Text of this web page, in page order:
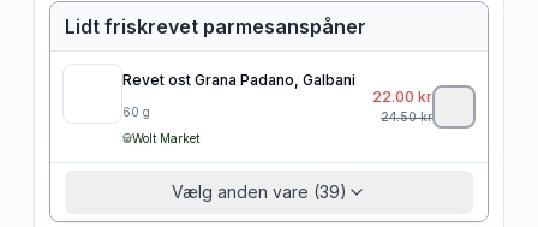
Lidt friskrevet parmesanspåner
Revet ost Grana Padano, Galbani
60 g
Wolt Market
22.00 kr
24.50kr
Vælg anden vare (39)